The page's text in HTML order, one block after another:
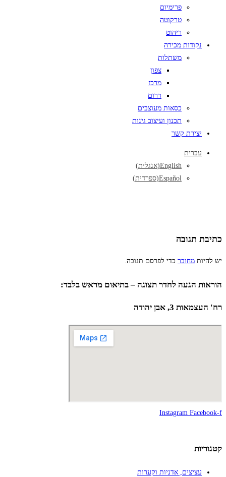
פרימיום
טרקוטה
ריהוט
נקודות מכירה
משתלות
צפון
מרכז
דרום
כסאות מעוצבים
תכנון ועיצוב גינות
יצירת קשר
עברית
English
(אנגלית)
Español
(ספרדית)
כתיבת תגובה
יש להיות מחובר כדי לפרסם תגובה.
הוראות הגעה לחדר תצוגה – בתיאום מראש בלבד:
רח' העצמאות 3, אבן יהודה
Instagram Facebook-f
קטגוריות
עציצים, אדניות וקערות